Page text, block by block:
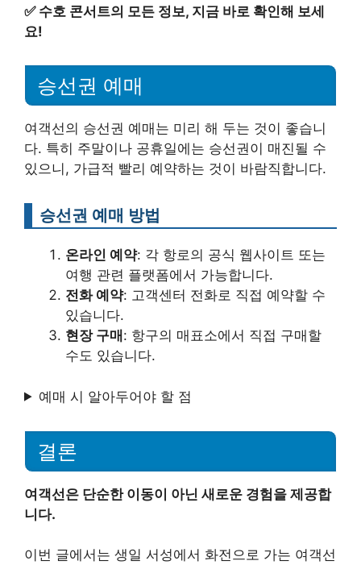
✅ 수호 콘서트의 모든 정보, 지금 바로 확인해 보세
요!
승선권 예매
여객선의 승선권 예매는 미리 해 두는 것이 좋습니
다. 특히 주말이나 공휴일에는 승선권이 매진될 수
있으니, 가급적 빨리 예약하는 것이 바람직합니다.
승선권 예매 방법
온라인 예약: 각 항로의 공식 웹사이트 또는
여행 관련 플랫폼에서 가능합니다.
전화 예약: 고객센터 전화로 직접 예약할 수
있습니다.
현장 구매 : 항구의 매표소에서 직접 구매할
수도 있습니다.
예매 시 알아두어야 할 점
결론
여객선은 단순한 이동이 아닌 새로운 경험을 제공합
니다.
이번 글에서는 생일 서성에서 화전으로 가는 여객선